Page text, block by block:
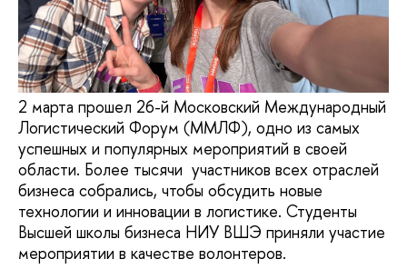
2 марта прошел 26-й Московский Международный
Логистический Форум (ММЛФ), одно из самых
успешных и популярных мероприятий в своей
области. Более тысячи участников всех отраслей
бизнеса собрались, чтобы обсудить новые
технологии и инновации в логистике. Студенты
Высшей школы бизнеса НИУ ВШЭ приняли участие
мероприятии в качестве волонтеров.